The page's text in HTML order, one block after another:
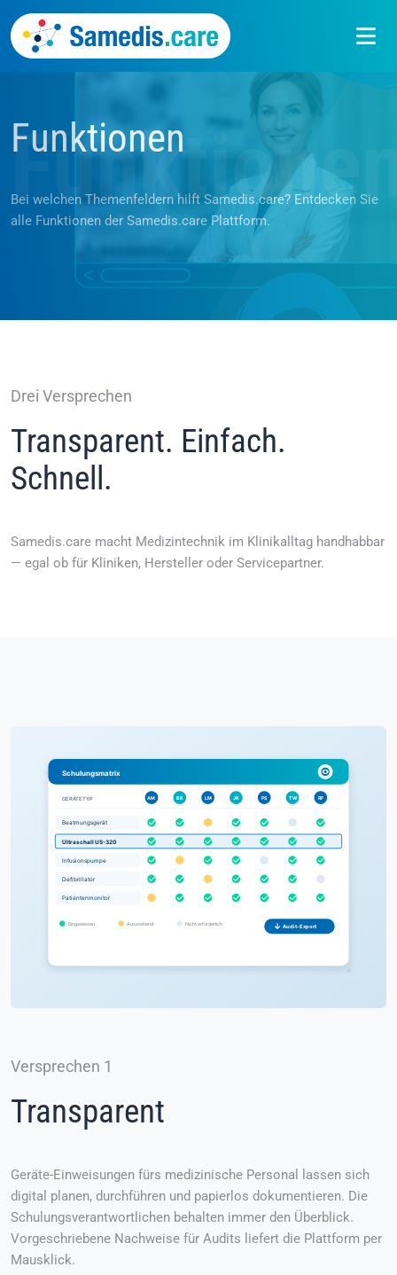
Funktionen
Bei welchen Themenfeldern hilft Samedis.care? Entdecken Sie
alle Funktionen der Samedis.care Plattform.
Drei Versprechen
Transparent. Einfach.
Schnell.
Samedis.care macht Medizintechnik im Klinikalltag handhabbar
— egal ob für Kliniken, Hersteller oder Servicepartner.
Versprechen 1
Transparent
Geräte-Einweisungen fürs medizinische Personal lassen sich
digital planen, durchführen und papierlos dokumentieren. Die
Schulungsverantwortlichen behalten immer den Überblick.
Vorgeschriebene Nachweise für Audits liefert die Plattform per
Mausklick.